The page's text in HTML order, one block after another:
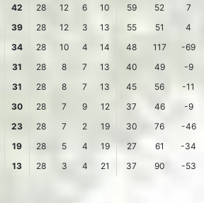
42 28 12 6 10 59 52
7
39 28 12 3 13 55 51
4
34 28 10 4 14 48 117
-69
31 28 8 7 13 40 49
-9
31 28 8 7 13 45 56
-11
30 28 7 9 12 37 46
-9
23 28 7 2 19 30 76
-46
19 28 5 4 19 27 61
-34
13 28 3 4 21 37 90 -53